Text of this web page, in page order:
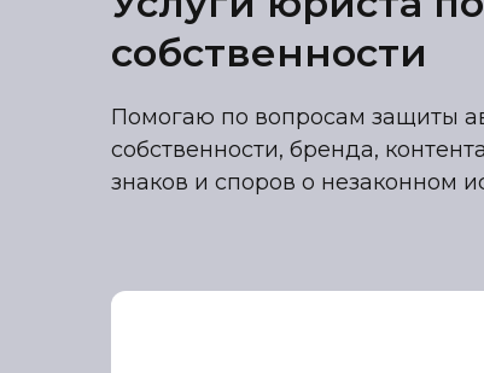
собственности
Помогаю по вопросам защиты
собственности, бренда,
знаков и споров о незаконном